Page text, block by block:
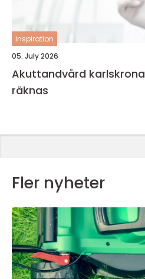
inspiration
05. July 2026
Akuttandvård karlskrona när varje minut
räknas
Fler nyheter